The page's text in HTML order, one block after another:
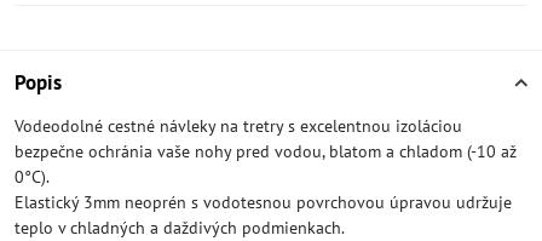
Popis
Vodeodolné cestné návleky na tretry s excelentnou izoláciou
bezpečne ochránia vaše nohy pred vodou, blatom a chladom (-10 až
0°C).
Elastický 3mm neoprén s vodotesnou povrchovou úpravou udržuje
teplo v chladných a daždivých podmienkach.